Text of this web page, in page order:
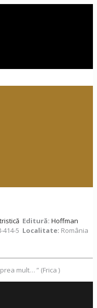
Editură: Hoffman
414-5 Localitate: România
mult… ” (Frica )